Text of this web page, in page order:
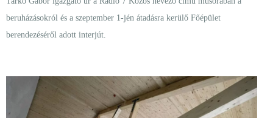
beruházásokról és a szeptember 1-jén átadásra kerülő Főépület
berendezéséről adott interjút.